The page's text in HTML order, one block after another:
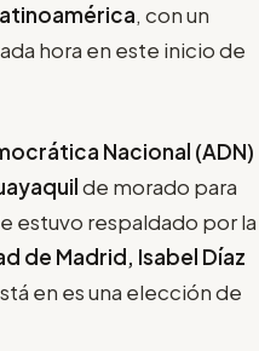
, con un
hora en este inicio de
Nacional (ADN)
de morado para
estuvo respaldado por la
de Madrid, Isabel Díaz
en es una elección de